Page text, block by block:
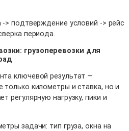
> подтверждение условий -> рейс
периода.
грузоперевозки для
ключевой результат —
километры и ставка, но и
регулярную нагрузку, пики и
задачи: тип груза, окна на